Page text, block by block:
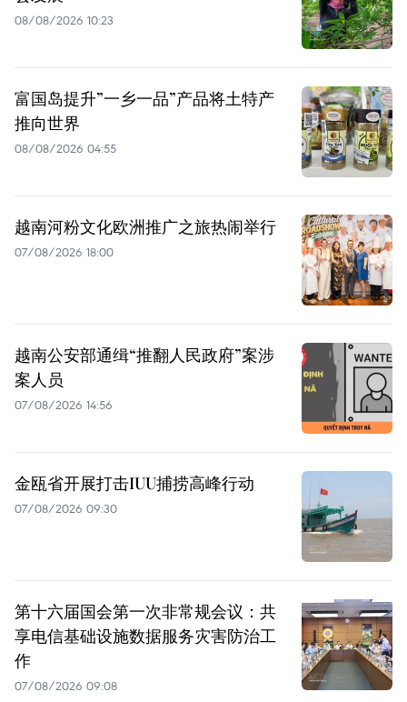
08/08/2026 10:23
富国岛提升”一乡一品”产品将土特产
推向世界
08/08/2026 04:55
越南河粉文化欧洲推广之旅热闹举行
07/08/2026 18:00
越南公安部通缉“推翻人民政府”案涉
案人员
07/08/2026 14:56
金瓯省开展打击IUU捕捞高峰行动
07/08/2026 09:30
第十六届国会第一次非常规会议：共
享电信基础设施数据服务灾害防治工
作
07/08/2026 09:08